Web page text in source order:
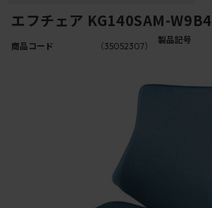
エフチェア KG140SAM-W9B4
商品コード （35052307）
製品記号